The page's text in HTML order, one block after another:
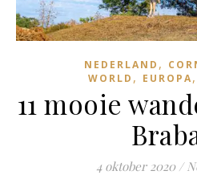
NEDERLAND ,
WORLD , EUROPA,
11 mooie
4 oktober 2020 /